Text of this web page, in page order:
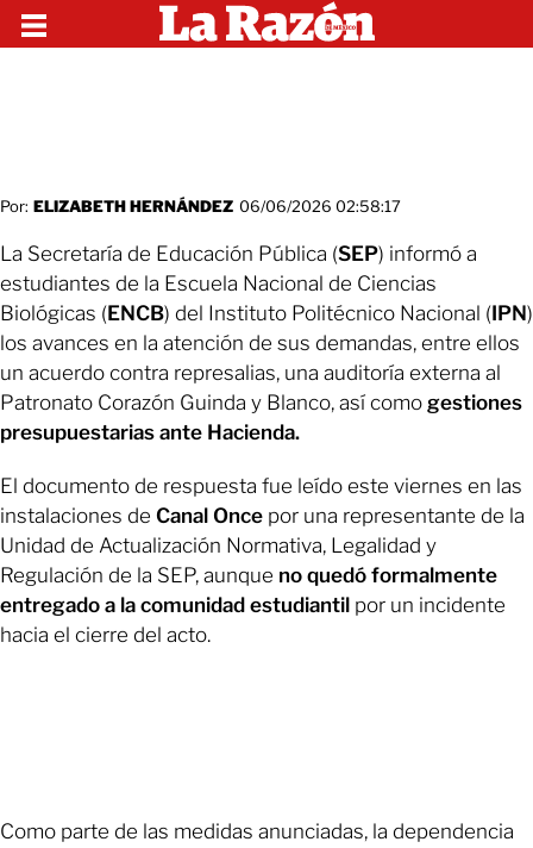
Por: ELIZABETH HERNÁNDEZ 06/06/2026 02:58:17
La Secretaría de Educación Pública (SEP) informó a
estudiantes de la Escuela Nacional de Ciencias
Biológicas (ENCB) del Instituto Politécnico Nacional (IPN)
los avances en la atención de sus demandas, entre ellos
un acuerdo contra represalias, una auditoría externa al
Patronato Corazón Guinda y Blanco, así como gestiones
presupuestarias ante Hacienda.
El documento de respuesta fue leído este viernes en las
instalaciones de Canal Once por una representante de la
Unidad de Actualización Normativa, Legalidad y
Regulación de la SEP, aunque no quedó formalmente
entregado a la comunidad estudiantil por un incidente
hacia el cierre del acto.
Como parte de las medidas anunciadas, la dependencia